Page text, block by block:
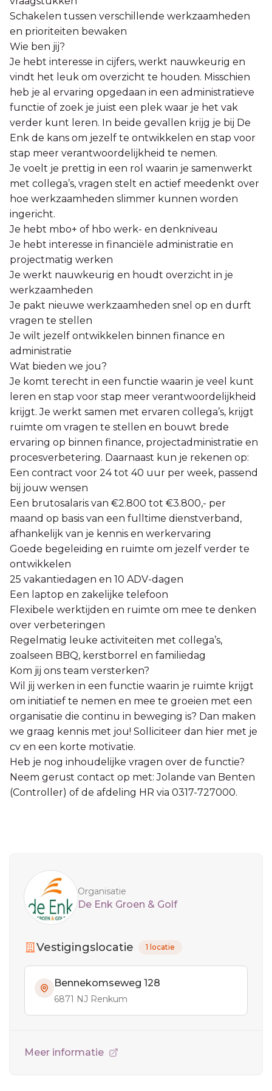
Schakelen tussen verschillende werkzaamheden
en prioriteiten bewaken
Wie ben jij?
Je hebt interesse in cijfers, werkt nauwkeurig en
vindt het leuk om overzicht te houden. Misschien
heb je al ervaring opgedaan in een administratieve
functie of zoek je juist een plek waar je het vak
verder kunt leren. In beide gevallen krijg je bij De
Enk de kans om jezelf te ontwikkelen en stap voor
stap meer verantwoordelijkheid te nemen.
Je voelt je prettig in een rol waarin je samenwerkt
met collega’s, vragen stelt en actief meedenkt over
hoe werkzaamheden slimmer kunnen worden
ingericht.
Je hebt mbo+ of hbo werk- en denkniveau
Je hebt interesse in financiële administratie en
projectmatig werken
Je werkt nauwkeurig en houdt overzicht in je
werkzaamheden
Je pakt nieuwe werkzaamheden snel op en durft
vragen te stellen
Je wilt jezelf ontwikkelen binnen finance en
administratie
Wat bieden we jou?
Je komt terecht in een functie waarin je veel kunt
leren en stap voor stap meer verantwoordelijkheid
krijgt. Je werkt samen met ervaren collega’s, krijgt
ruimte om vragen te stellen en bouwt brede
ervaring op binnen finance, projectadministratie en
procesverbetering. Daarnaast kun je rekenen op:
Een contract voor 24 tot 40 uur per week, passend
bij jouw wensen
Een brutosalaris van €2.800 tot €3.800,- per
maand op basis van een fulltime dienstverband,
afhankelijk van je kennis en werkervaring
Goede begeleiding en ruimte om jezelf verder te
ontwikkelen
25 vakantiedagen en 10 ADV-dagen
Een laptop en zakelijke telefoon
Flexibele werktijden en ruimte om mee te denken
over verbeteringen
Regelmatig leuke activiteiten met collega’s,
zoalseen BBQ, kerstborrel en familiedag
Kom jij ons team versterken?
Wil jij werken in een functie waarin je ruimte krijgt
om initiatief te nemen en mee te groeien met een
organisatie die continu in beweging is? Dan maken
we graag kennis met jou! Solliciteer dan hier met je
cv en een korte motivatie.
Heb je nog inhoudelijke vragen over de functie?
Neem gerust contact op met: Jolande van Benten
(Controller) of de afdeling HR via 0317-727000.
Organisatie
De Enk Groen & Golf
Vestigingslocatie 1 locatie
Bennekomseweg 128
6871 NJ Renkum
Meer informatie